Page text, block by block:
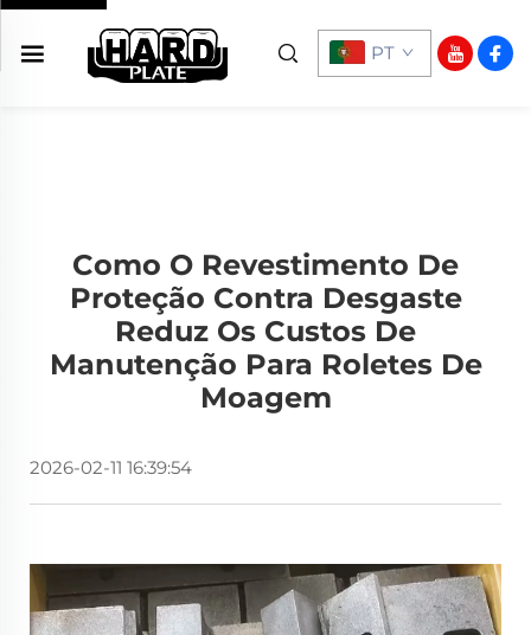
PT
Como O Revestimento De
Proteção Contra Desgaste
Reduz Os Custos De
Manutenção Para Roletes De
Moagem
2026-02-11 16:39:54